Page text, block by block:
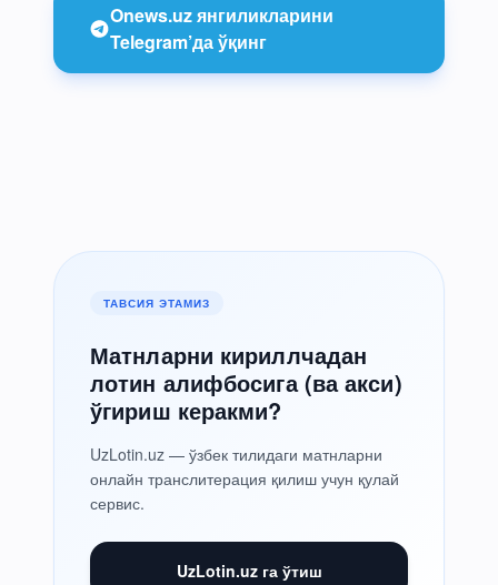
Onews.uz янгиликларини
Telegram’да ўқинг
ТАВСИЯ ЭТАМИЗ
Матнларни кириллчадан
лотин алифбосига (ва акси)
ўгириш керакми?
UzLotin.uz — ўзбек тилидаги матнларни
онлайн транслитерация қилиш учун қулай
сервис.
UzLotin.uz га ўтиш